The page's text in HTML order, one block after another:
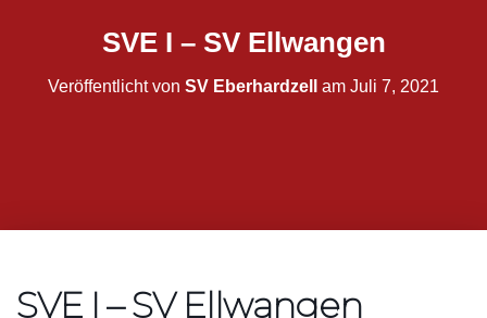
SVE I – SV Ellwangen
Veröffentlicht von SV Eberhardzell am Juli 7, 2021
SVE I – SV Ellwangen